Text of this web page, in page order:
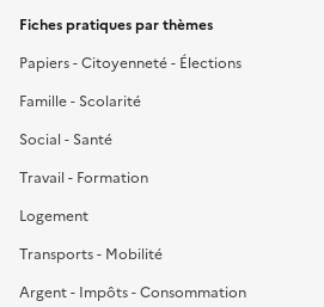
Fiches pratiques par thèmes
Papiers - Citoyenneté - Élections
Famille - Scolarité
Social - Santé
Travail - Formation
Logement
Transports - Mobilité
Argent - Impôts - Consommation